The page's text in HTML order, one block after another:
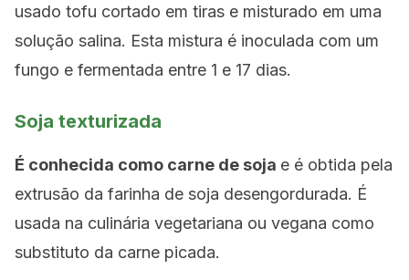
usado tofu cortado em tiras e misturado em uma
solução salina. Esta mistura é inoculada com um
fungo e fermentada entre 1 e 17 dias.
Soja texturizada
É conhecida como carne de soja e é obtida pela
extrusão da farinha de soja desengordurada. É
usada na culinária vegetariana ou vegana como
substituto da carne picada.